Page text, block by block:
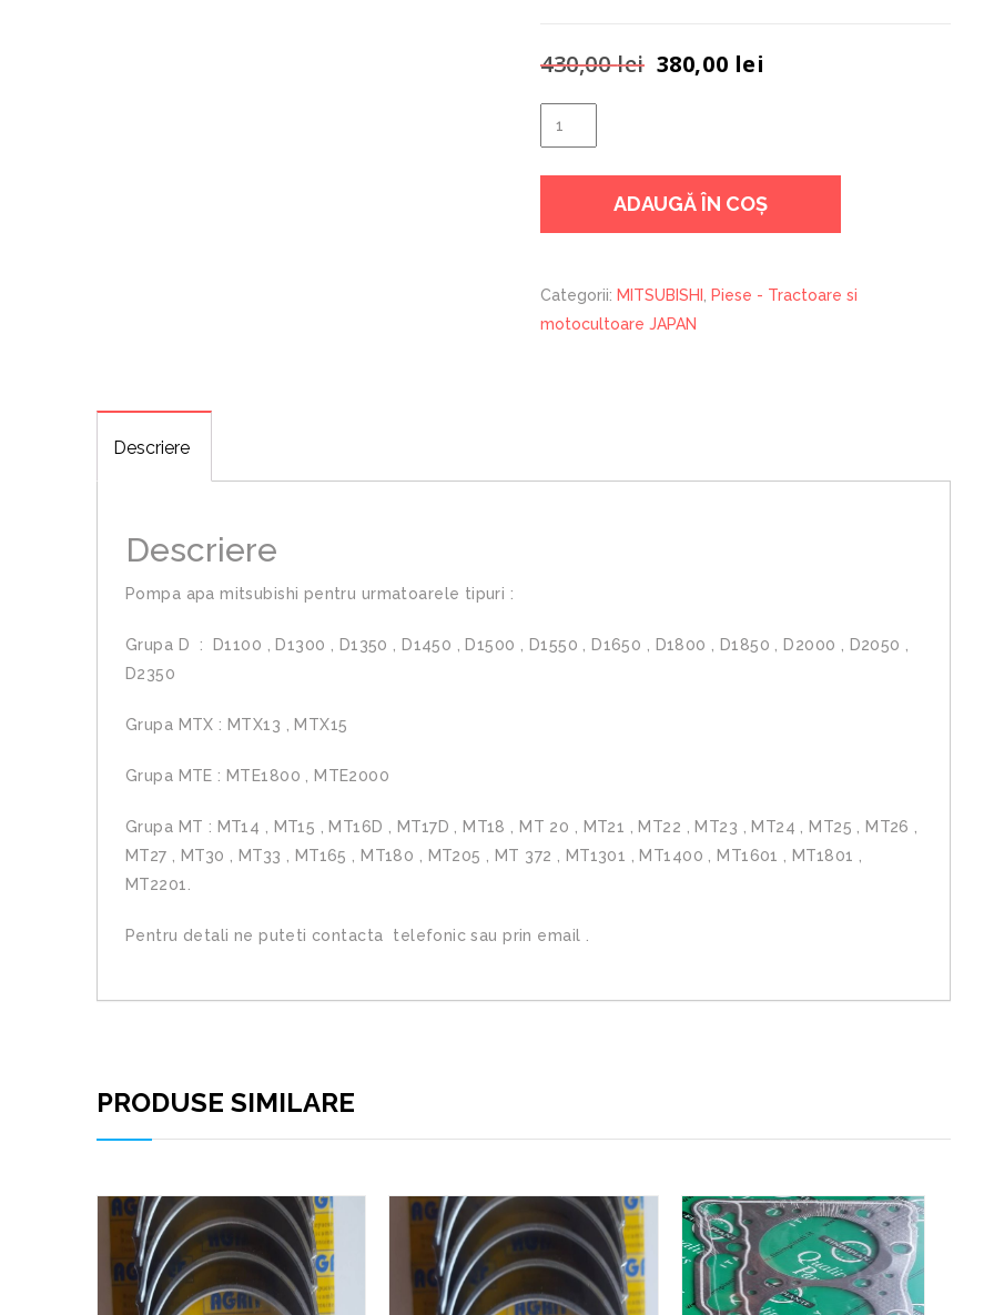
430,00lei Prețul
430,00 lei.
380,00 lei
POMPA
APA
MITSUBISHIADAUGĂ ÎN COȘ
Categorii: MITSUBISHI
Piese - Tractoare si
motocultoare JAPAN
Descriere
Descriere
Pompa apa mitsubishi pentru urmatoarele tipuri :
Grupa D : D1100 , D1300 , D1350 , D1450 , D1500 , D1550 , D1650 , D1800 , D1850 , D2000 , D2050 ,
D2350
Grupa MTX : MTX13 , MTX15
Grupa MTE : MTE1800 , MTE2000
Grupa MT : MT14 , MT15 , MT16D , MT17D , MT18 , MT 20 , MT21 , MT22 , MT23 , MT24 , MT25 , MT26 ,
MT27 , MT30 , MT33 , MT165 , MT180 , MT205 , MT 372 , MT1301 , MT1400 , MT1601 , MT1801 ,
MT2201.
Pentru detali ne puteti contacta telefonic sau prin email .
PRODUSE SIMILARE